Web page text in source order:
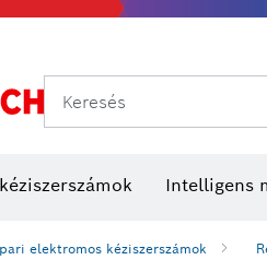
Keresés
Intelligens
elektromos kéziszerszámok